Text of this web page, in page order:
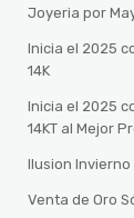
Joyeria por
Inicia el 2025
14K
Inicia el 2025
14KT al Mejor
Ilusion
Venta de Oro